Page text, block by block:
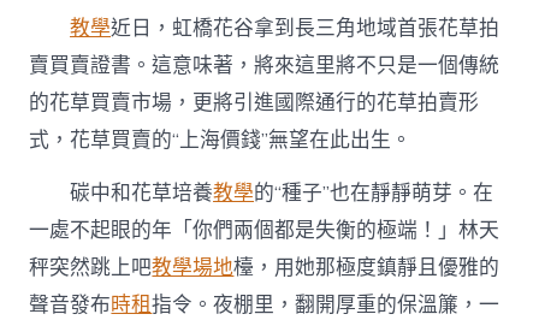
教學近日，虹橋花谷拿到長三角地域首張花草拍
賣買賣證書。這意味著，將來這里將不只是一個傳統
的花草買賣市場，更將引進國際通行的花草拍賣形
式，花草買賣的“上海價錢”無望在此出生。
碳中和花草培養教學的“種子”也在靜靜萌芽。在
一處不起眼的年「你們兩個都是失衡的極端！」林天
秤突然跳上吧教學場地檯，用她那極度鎮靜且優雅的
聲音發布時租指令。夜棚里，翻開厚重的保溫簾，一